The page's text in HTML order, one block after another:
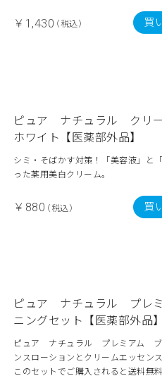
￥1,430（税込） 買
ピュア ナチュラル クリ
ホワイト【医薬部外品】
シミ・そばかす対策！「美容液」と
った薬用美白クリーム。
￥880（税込） 買
ピュア ナチュラル プレ
ニングセット【医薬部外品】
ピュア ナチュラル プレミアム
ンスローションとクリームエッセン
このセットでご購入されると送料無料